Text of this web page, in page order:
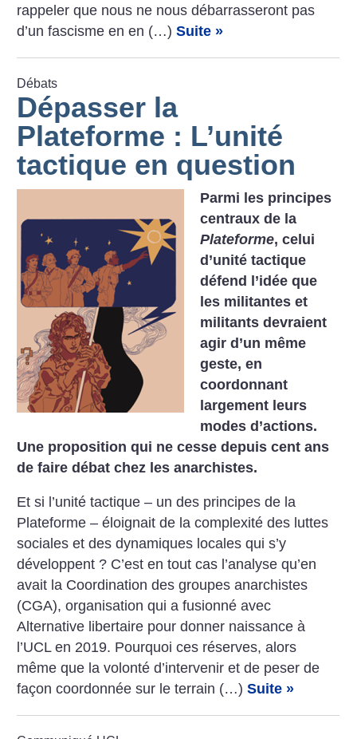
rappeler que nous ne nous débarrasseront pas
d’un fascisme en en (…)Suite »
Débats
Dépasser la
Plateforme : L’unité
tactique en question
Parmi les principes
centraux de la
Plateforme, celui
d’unité tactique
défend l’idée que
les militantes et
militants devraient
agir d’un même
geste, en
coordonnant
largement leurs
modes d’actions.
Une proposition qui ne cesse depuis cent ans
de faire débat chez les anarchistes.
Et si l’unité tactique – un des principes de la
Plateforme – éloignait de la complexité des luttes
sociales et des dynamiques locales qui s’y
développent ? C’est en tout cas l’analyse qu’en
avait la Coordination des groupes anarchistes
(CGA), organisation qui a fusionné avec
Alternative libertaire pour donner naissance à
l’UCL en 2019. Pourquoi ces réserves, alors
même que la volonté d’intervenir et de peser de
façon coordonnée sur le terrain (…)Suite »